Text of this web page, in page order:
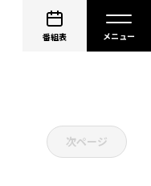
番組表
次ページ